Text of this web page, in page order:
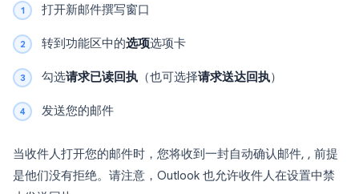
打开新邮件撰写窗口
转到功能区中的选项选项卡
勾选请求已读回执 （也可选择请求送达回执）
发送您的邮件
当收件人打开您的邮件时，您将收到一封自动确认邮件, , 前提
是他们没有拒绝。请注意，Outlook 也允许收件人在设置中禁